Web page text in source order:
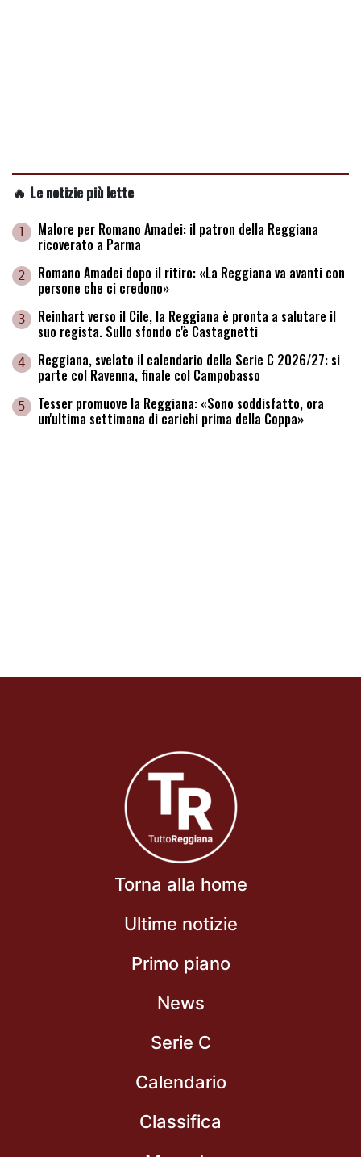
🔥 Le notizie più lette
1 Malore per Romano Amadei: il patron della Reggiana
ricoverato a Parma
2 Romano Amadei dopo il ritiro: «La Reggiana va avanti con
persone che ci credono»
3 Reinhart verso il Cile, la Reggiana è pronta a salutare il
suo regista. Sullo sfondo c'è Castagnetti
4 Reggiana, svelato il calendario della Serie C 2026/27: si
parte col Ravenna, finale col Campobasso
5 Tesser promuove la Reggiana: «Sono soddisfatto, ora
un'ultima settimana di carichi prima della Coppa»
Torna alla home
Ultime notizie
Primo piano
News
Serie C
Calendario
Classifica